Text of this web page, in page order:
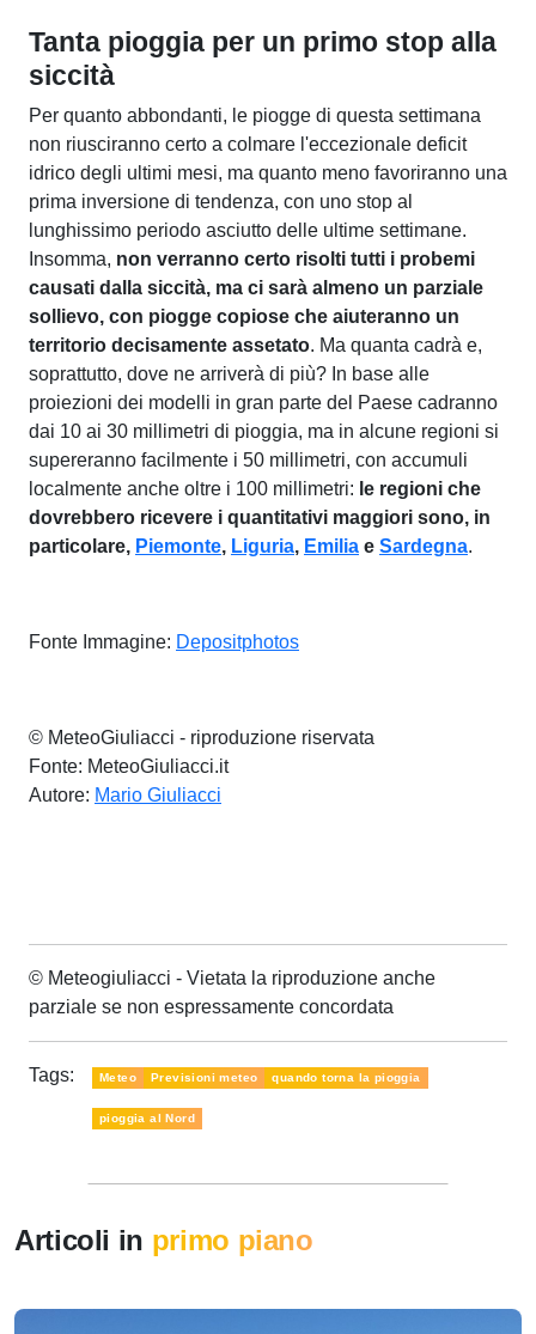
Tanta pioggia per un primo stop alla
siccità
Per quanto abbondanti, le piogge di questa settimana
non riusciranno certo a colmare l'eccezionale deficit
idrico degli ultimi mesi, ma quanto meno favoriranno una
prima inversione di tendenza, con uno stop al
lunghissimo periodo asciutto delle ultime settimane.
Insomma, non verranno certo risolti tutti i probemi
causati dalla siccità, ma ci sarà almeno un parziale
sollievo, con piogge copiose che aiuteranno un
territorio decisamente assetato. Ma quanta cadrà e,
soprattutto, dove ne arriverà di più? In base alle
proiezioni dei modelli in gran parte del Paese cadranno
dai 10 ai 30 millimetri di pioggia, ma in alcune regioni si
supereranno facilmente i 50 millimetri, con accumuli
localmente anche oltre i 100 millimetri: le regioni che
dovrebbero ricevere i quantitativi maggiori sono, in
particolare, Piemonte, Liguria, Emilia e Sardegna.
Fonte Immagine: Depositphotos
© MeteoGiuliacci - riproduzione riservata
Fonte: MeteoGiuliacci.it
Autore: Mario Giuliacci
© Meteogiuliacci - Vietata la riproduzione anche
parziale se non espressamente concordata
Tags: Meteo Previsioni meteo quando torna la pioggia
pioggia al Nord
Articoli in primo piano